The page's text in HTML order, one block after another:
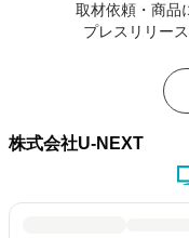
取材依頼・商品
プレスリリー
株式会社U-NEXT